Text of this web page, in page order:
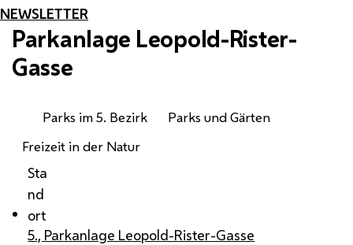
NEWSLETTER
Parkanlage Leopold-Rister-
Gasse
Parks im 5. Bezirk
Parks und Gärten
Freizeit in der Natur
Sta
nd
ort
5., Parkanlage Leopold-Rister-Gasse